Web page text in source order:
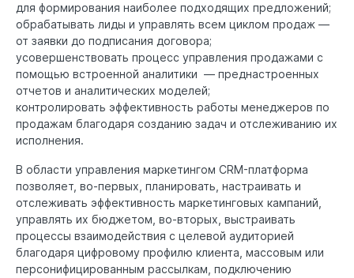
для формирования наиболее подходящих предложений;
обрабатывать лиды и управлять всем циклом продаж —
от заявки до подписания договора;
усовершенствовать процесс управления продажами с
помощью встроенной аналитики — преднастроенных
отчетов и аналитических моделей;
контролировать эффективность работы менеджеров по
продажам благодаря созданию задач и отслеживанию их
исполнения.
В области управления маркетингом CRM-платформа
позволяет, во-первых, планировать, настраивать и
отслеживать эффективность маркетинговых кампаний,
управлять их бюджетом, во-вторых, выстраивать
процессы взаимодействия с целевой аудиторией
благодаря цифровому профилю клиента, массовым или
персонифицированным рассылкам, подключению